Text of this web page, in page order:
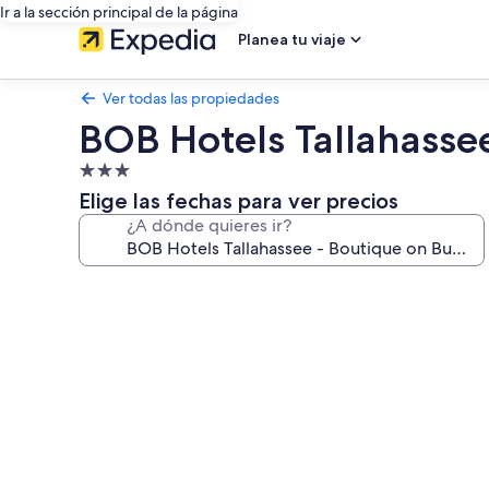
Ir a la sección principal de la página
Planea tu viaje
Ver todas las propiedades
BOB Hotels
Propiedad
de
3.0
estrellas
Elige las fechas para ver precios
¿A dónde quieres ir?